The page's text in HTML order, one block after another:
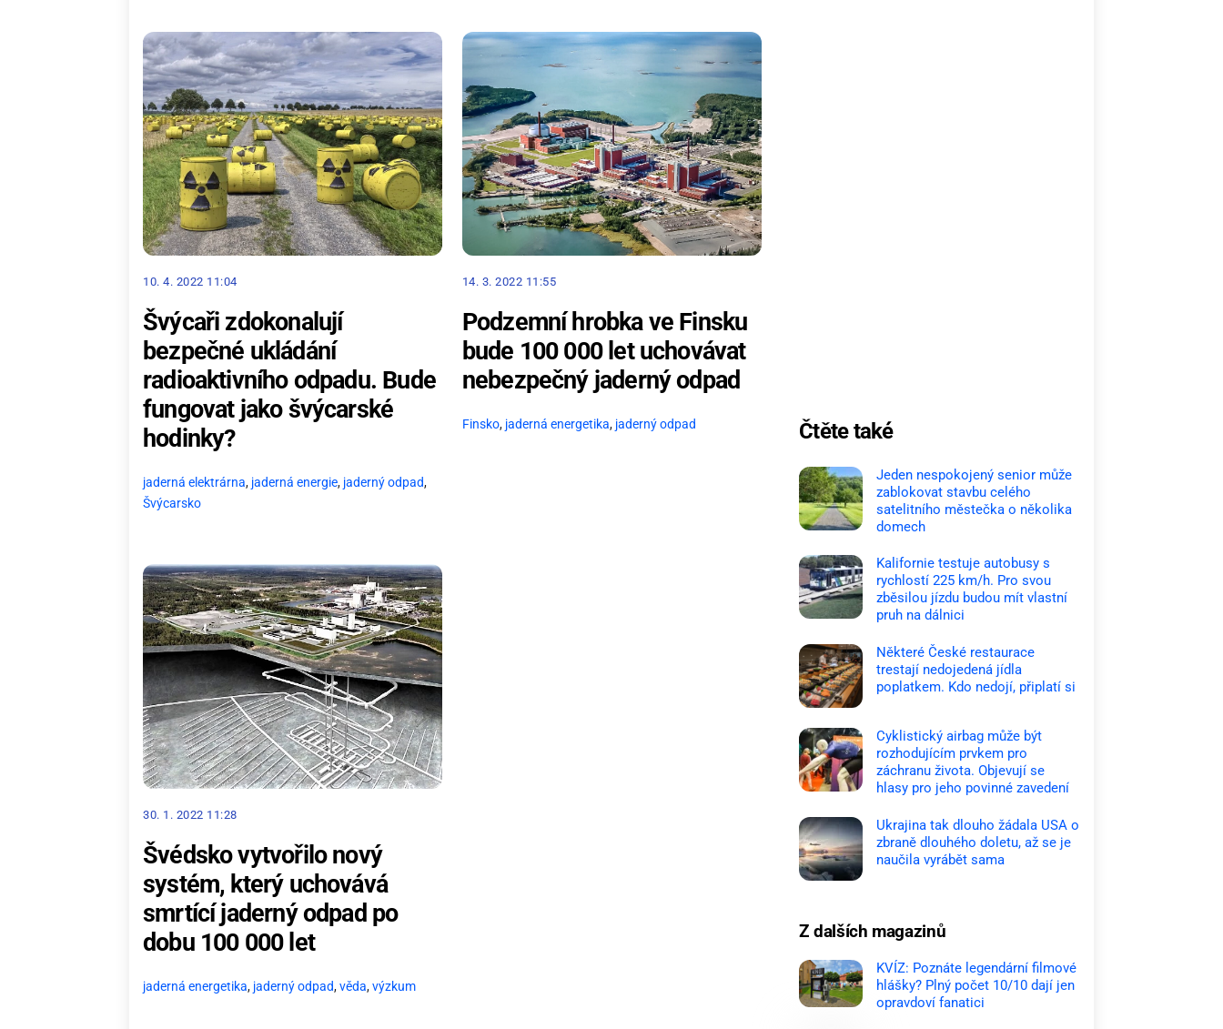
10. 4. 2022 11:04
Švýcaři zdokonalují
bezpečné ukládání
radioaktivního odpadu. Bude
fungovat jako švýcarské
hodinky?
jaderná elektrárna, jaderná energie, jaderný odpad,
Švýcarsko
14. 3. 2022 11:55
Podzemní hrobka ve Finsku
bude 100 000 let uchovávat
nebezpečný jaderný odpad
Finsko, jaderná energetika, jaderný odpad
30. 1. 2022 11:28
Švédsko vytvořilo nový
systém, který uchovává
smrtící jaderný odpad po
dobu 100 000 let
jaderná energetika, jaderný odpad,věda,výzkum
Čtěte také
Jeden nespokojený senior může
zablokovat stavbu celého
satelitního městečka o několika
domech
Kalifornie testuje autobusy s
rychlostí 225 km/h. Pro svou
zběsilou jízdu budou mít vlastní
pruh na dálnici
Některé České restaurace
trestají nedojedená jídla
poplatkem. Kdo nedojí, připlatí si
Cyklistický airbag může být
rozhodujícím prvkem pro
záchranu života. Objevují se
hlasy pro jeho povinné zavedení
Ukrajina tak dlouho žádala USA o
zbraně dlouhého doletu, až se je
naučila vyrábět sama
Z dalších magazinů
KVÍZ: Poznáte legendární filmové
hlášky? Plný počet 10/10 dají jen
opravdoví fanatici